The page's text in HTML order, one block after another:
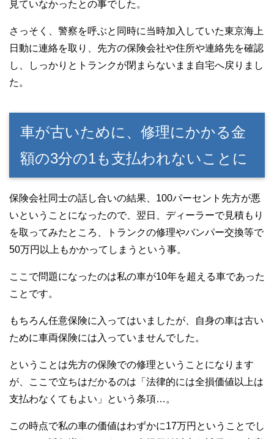
見ていなかったとの事でした。
さっそく、警察を呼ぶと同時に当時加入していた東京海上
日動に連絡を取り、先方の保険会社や住所や連絡先を確認
し、しっかりとトランクが閉まらないまま自宅へ戻りまし
た。
車が古いために、修理にかかる金
額の3分の1も支払われないことに
保険会社同士の話し合いの結果、100パーセント先方が悪
いということになったので、翌日、ディーラーで見積もり
を取ってみたところ、トランクの修理やバンパー交換等で
50万円以上もかかってしまうという事。
ここで問題になったのは私の車が10年を超える車であった
ことです。
もちろん任意保険に入ってはいましたが、自身の車は古い
ために車両保険には入っていませんでした。
ということは先方の保険での修理ということになります
が、ここで立ちはだかるのは「法律的には全損価値以上は
支払わなくてもよい」という条項…。
この時点で私の車の価値はわずかに17万円ということでし